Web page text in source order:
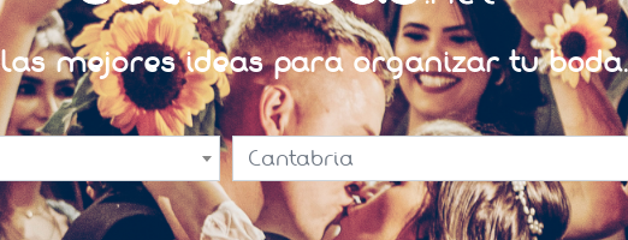
Las mejores ideas para organizar tu boda.
Cantabria